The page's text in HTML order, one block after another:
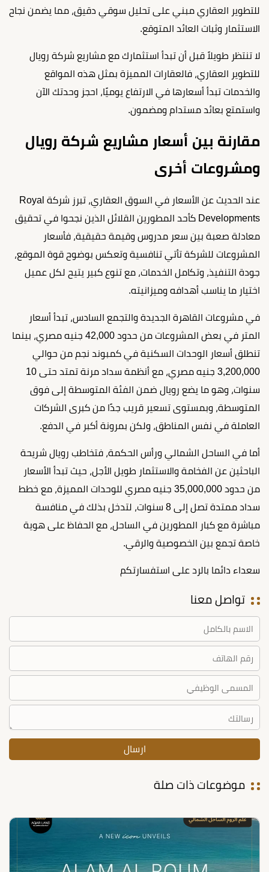
للتطوير العقاري مبني على تحليل سوقي دقيق، مما يضمن نجاح
الاستثمار وثبات العائد المتوقع.
لا تنتظر طويلاً قبل أن تبدأ استثمارك مع مشاريع شركة رويال
للتطوير العقاري، فالعقارات المميزة بمثل هذه المواقع
والخدمات تبدأ أسعارها في الارتفاع يوميًا، احجز وحدتك الآن
واستمتع بعائد مستدام ومضمون.
مقارنة بين أسعار مشاريع شركة رويال
ومشروعات أخرى
عند الحديث عن الأسعار في السوق العقاري، تبرز شركة Royal
Developments كأحد المطورين القلائل الذين نجحوا في تحقيق
معادلة صعبة بين سعر مدروس وقيمة حقيقية، فأسعار
المشروعات للشركة تأتي تنافسية وتعكس بوضوح قوة الموقع،
جودة التنفيذ، وتكامل الخدمات، مع تنوع كبير يتيح لكل عميل
اختيار ما يناسب أهدافه وميزانيته.
في مشروعات القاهرة الجديدة والتجمع السادس، تبدأ أسعار
المتر في بعض المشروعات من حدود 42,000 جنيه مصري، بينما
تنطلق أسعار الوحدات السكنية في كمبوند نجم من حوالي
3,200,000 جنيه مصري، مع أنظمة سداد مرنة تمتد حتى 10
سنوات، وهو ما يضع رويال ضمن الفئة المتوسطة إلى فوق
المتوسطة، وبمستوى تسعير قريب جدًا من كبرى الشركات
العاملة في نفس المناطق، ولكن بمرونة أكبر في الدفع.
أما في الساحل الشمالي ورأس الحكمة، فتخاطب رويال شريحة
الباحثين عن الفخامة والاستثمار طويل الأجل، حيث تبدأ الأسعار
من حدود 35,000,000 جنيه مصري للوحدات المميزة، مع خطط
سداد ممتدة تصل إلى 8 سنوات، لتدخل بذلك في منافسة
مباشرة مع كبار المطورين في الساحل، مع الحفاظ على هوية
خاصة تجمع بين الخصوصية والرقي.
سعداء دائما بالرد على استفسارتكم
تواصل معنا
موضوعات ذات صلة